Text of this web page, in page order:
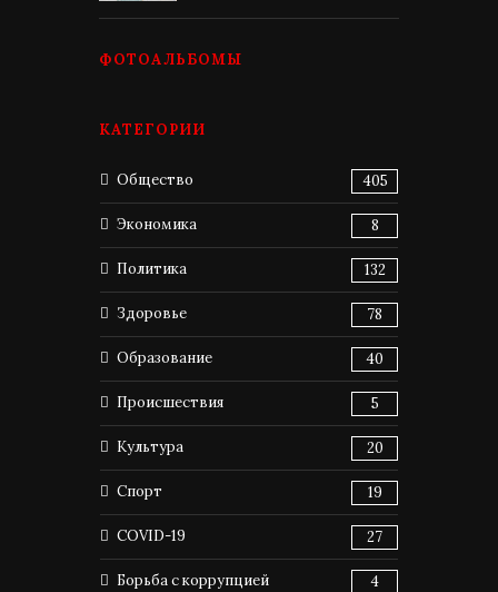
ФОТОАЛЬБОМЫ
КАТЕГОРИИ
Общество 405
Экономика 8
Политика 132
Здоровье 78
Образование 40
Происшествия 5
Культура 20
Спорт 19
COVID-19 27
Борьба с коррупцией 4